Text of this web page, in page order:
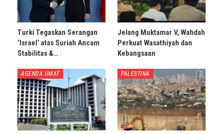
Turki Tegaskan Serangan
‘Israel’ atas Suriah Ancam
Stabilitas &…
Jelang Muktamar V, Wahdah
Perkuat Wasathiyah dan
Kebangsaan
AGENDA UMAT PALESTINA